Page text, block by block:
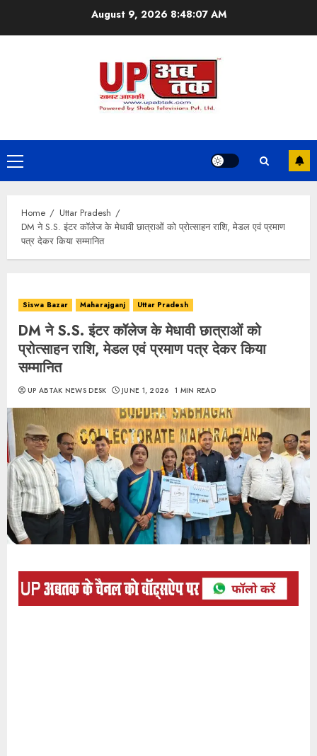
August 9, 2026 8:48:08 AM
Primary
Menu
Home
Uttar Pradesh
DM ने S.S. इंटर कॉलेज के मेधावी छात्राओं को प्रोत्साहन राशि, मेडल एवं प्रमाण
पत्र देकर किया सम्मानित
Siswa Bazar Maharajganj Uttar Pradesh
DM ने S.S. इंटर कॉलेज के मेधावी छात्राओं को
प्रोत्साहन राशि, मेडल एवं प्रमाण पत्र देकर किया
सम्मानित
UP ABTAK NEWS DESK JUNE 1, 2026 1 MIN READ